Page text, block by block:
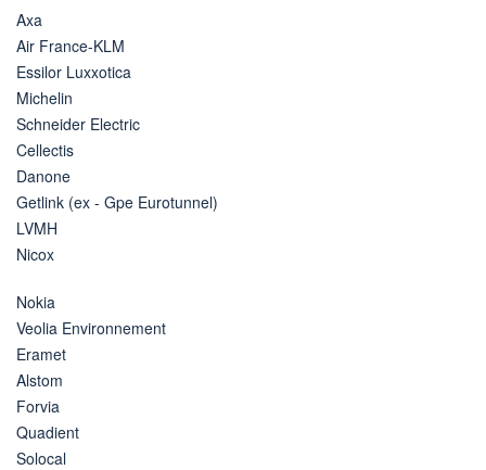
Axa
Air France-KLM
Essilor Luxxotica
Michelin
Schneider Electric
Cellectis
Danone
Getlink (ex - Gpe Eurotunnel)
LVMH
Nicox
Nokia
Veolia Environnement
Eramet
Alstom
Forvia
Quadient
Solocal